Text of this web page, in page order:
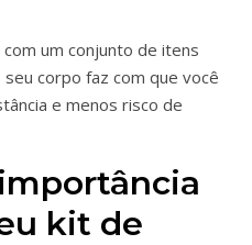
um conjunto de itens
corpo faz com que você
e menos risco de
kit de